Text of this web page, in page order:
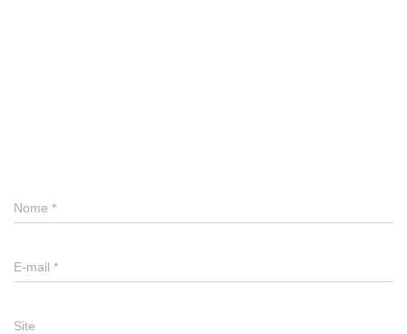
Nome *
E-mail *
Site